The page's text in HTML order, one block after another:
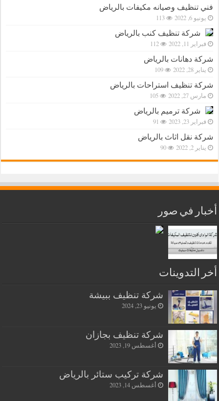
فني تنظيف وصيانه مكيفات بالرياض
يونيو 6, 2022 113
شركة تنظيف كنب بالرياض
فبراير 11, 2022 112
شركة دهانات بالرياض
يناير 28, 2022 109
شركة تنظيف استراحات بالرياض
مارس 27, 2022 105
شركة ترميم بالرياض
فبراير 23, 2023 91
شركة نقل اثاث بالرياض
يناير 2, 2022 90
أخبار في صور
أخر التدوينات
شركة تنظيف ببيشة
يونيو 23, 2024
شركة تنظيف بجازان
أغسطس 19, 2023
شركة تركيب ستائر بالرياض
أغسطس 14, 2023